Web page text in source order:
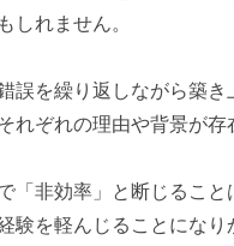
しれません。
誤を繰り返しながら築き
れぞれの理由や背景が存
「非効率」と断じること
験を軽んじることになり